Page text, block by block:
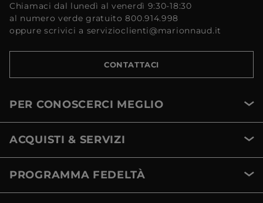
Chiamaci dal lunedì al venerdì 9:30-18:30
al numero verde gratuito 800.914.998
oppure scrivici a servizioclienti@marionnaud.it
CONTATTACI
PER CONOSCERCI MEGLIO
ACQUISTI & SERVIZI
PROGRAMMA FEDELTÀ